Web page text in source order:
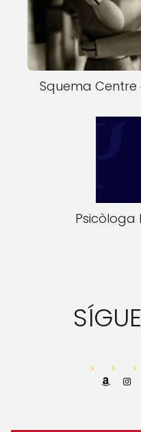
Squema Centre
Psicòloga